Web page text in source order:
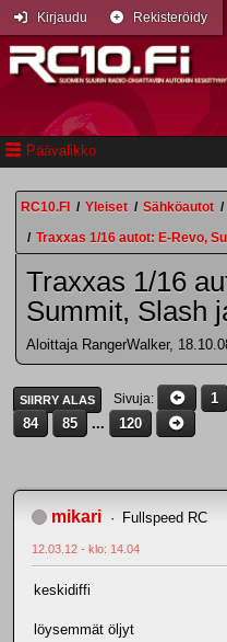
Päävalikko
Kirjaudu Rekisteröidy
RC10.FI / Yleiset / Sähköautot /
/ Traxxas 1/16 autot: E-Revo,
Traxxas 1/16
Summit, Slash
Aloittaja RangerWalker,
SIIRRY ALAS Sivuja 1
84
85 ... 120
mikari Fullspeed RC
12.03.12 - klo: 14.04
keskidiffi
löysemmät öljyt